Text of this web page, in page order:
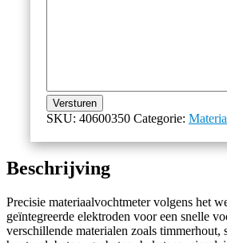
Versturen
SKU: 40600350 Categorie:
Beschrijving
Precisie materiaalvochtmeter volgens het
geïntegreerde elektroden voor een snelle
verschillende materialen zoals timmerhout,